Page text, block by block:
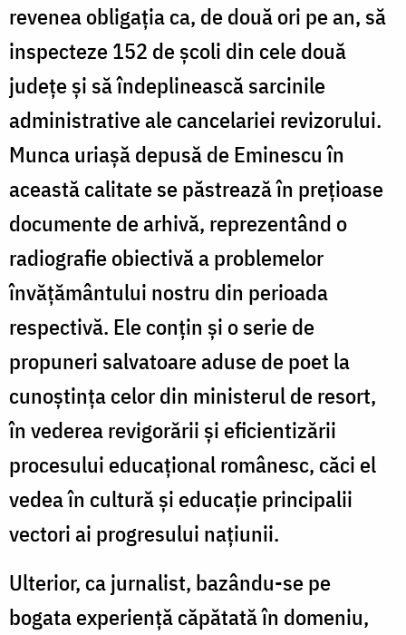
revenea obligația ca, de două ori pe an, să
inspecteze 152 de școli din cele două
județe și să îndeplinească sarcinile
administrative ale cancelariei revizorului.
Munca uriașă depusă de Eminescu în
această calitate se păstrează în prețioase
documente de arhivă, reprezentând o
radiografie obiectivă a problemelor
învățământului nostru din perioada
respectivă. Ele conțin și o serie de
propuneri salvatoare aduse de poet la
cunoștința celor din ministerul de resort,
în vederea revigorării și eficientizării
procesului educațional românesc, căci el
vedea în cultură și educație principalii
vectori ai progresului națiunii.
Ulterior, ca jurnalist, bazându-se pe
bogata experiență căpătată în domeniu,